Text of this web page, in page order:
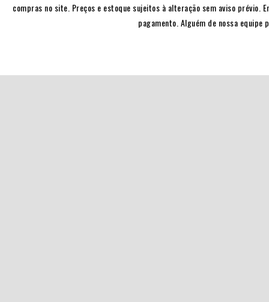
compras no site. Preços e estoque sujeitos à alteração sem aviso prévio.
pagamento. Alguém de nossa